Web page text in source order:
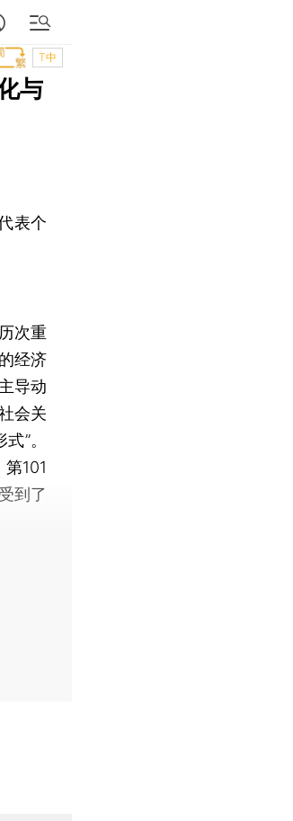
T中
与
表个
次重
经济
导动
会关
”。
101
到了